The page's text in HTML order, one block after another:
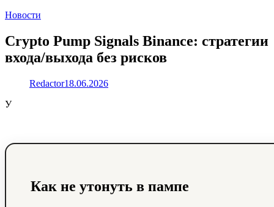
Новости
Crypto Pump Signals Binance: стратегии
входа/выхода без рисков
Redactor18.06.2026
У
Как не утонуть в пампе